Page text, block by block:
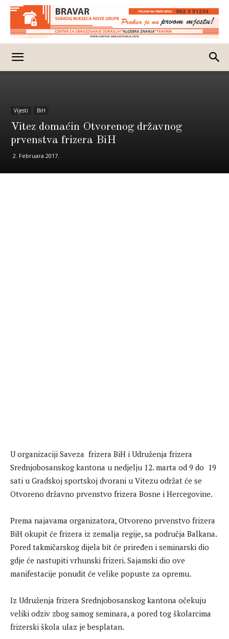
Vijesti BiH
Vitez domaćin Otvorenog državnog
prvenstva frizera BiH
2. Februara 2017.
U organizaciji Saveza frizera BiH i Udruženja frizera
Srednjobosanskog kantona u nedjelju 12. marta od 9 do 19
sati u Gradskoj sportskoj dvorani u Vitezu održat će se
Otvoreno državno prvenstvo frizera Bosne i Hercegovine.
Prema najavama organizatora, Otvoreno prvenstvo frizera
BiH okupit će frizera iz zemalja regije, sa područja Balkana.
Pored takmičarskog dijela bit će priređen i seminarski dio
gdje će nastupiti vrhunski frizeri. Sajamski dio ove
manifestacije ponudit će velike popuste za opremu.
Iz Udruženja frizera Srednjobosanskog kantona očekuju
veliki odziv zbog samog seminara, a pored tog školarcima
frizerski škola ulaz je besplatan.